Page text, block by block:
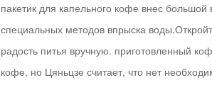
пакетик для капельного кофе внес
специальных методов впрыска
радость питья вручную. приготовленный
кофе, но Цяньцзе считает, что нет